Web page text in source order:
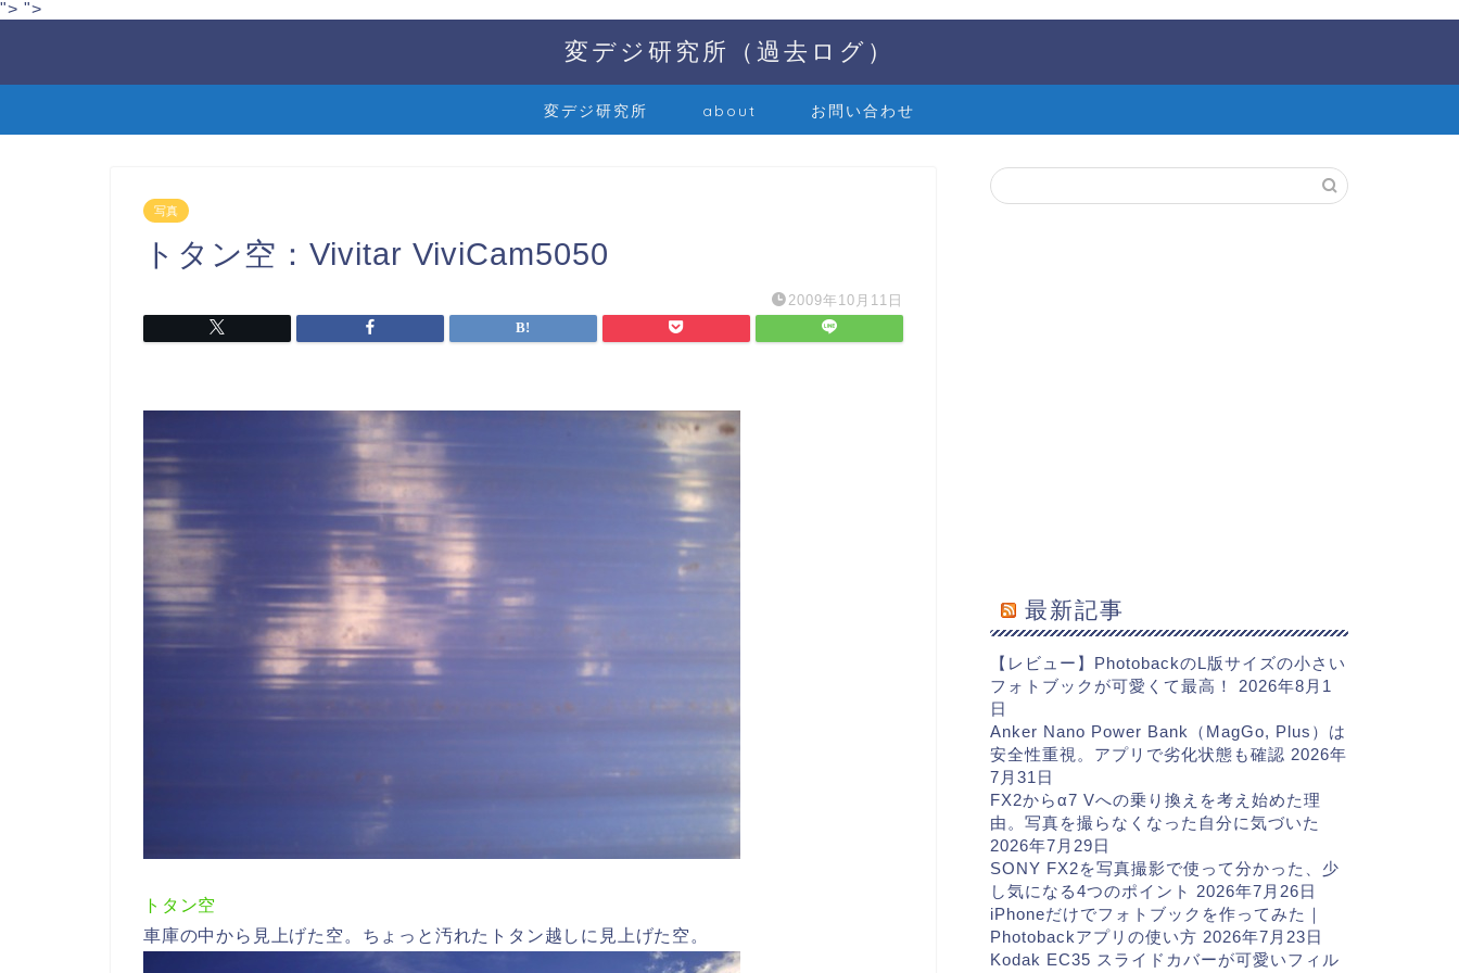
"> ">
変デジ研究所（過去ログ）
変デジ研究所 about お問い合わせ
写真
トタン空：Vivitar ViviCam5050
2009年10月11日
トタン空
車庫の中から見上げた空。ちょっと汚れたトタン越しに見上げた空。
最新記事
【レビュー】PhotobackのL版サイズの小さい
フォトブックが可愛くて最高！
2026年8月1
日
Anker Nano Power Bank（MagGo, Plus）は
安全性重視。アプリで劣化状態も確認 2026年
7月31日
FX2からα7 Vへの乗り換えを考え始めた理
由。写真を撮らなくなった自分に気づいた
2026年7月29日
SONY FX2を写真撮影で使って分かった、少
し気になる4つのポイント 2026年7月26日
iPhoneだけでフォトブックを作ってみた｜
Photobackアプリの使い方 2026年7月23日
Kodak EC35 スライドカバーが可愛いフィル